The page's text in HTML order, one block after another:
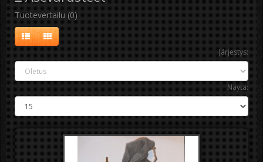
Tuotevertailu (0)
Järjestys:
Näytä: